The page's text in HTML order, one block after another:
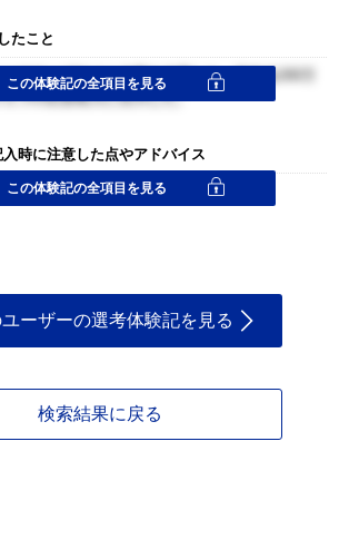
たこと
ーのウェブサイト企業を企業した。資本金200万
ェブの広告収入に注力した。
この体験記の全項目を見る
時に注意した点やアドバイス
この体験記の全項目を見る
ユーザーの選考体験記を見る
検索結果に戻る